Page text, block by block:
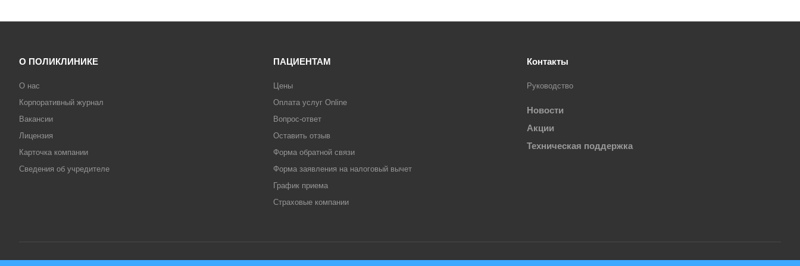
О ПОЛИКЛИНИКЕ
О нас
Корпоративный журнал
Вакансии
Лицензия
Карточка компании
Сведения об учредителе
ПАЦИЕНТАМ
Цены
Оплата услуг Online
Вопрос-ответ
Оставить отзыв
Форма обратной связи
Форма заявления на налоговый вычет
График приема
Страховые компании
Контакты
Руководство
Новости
Акции
Техническая поддержка